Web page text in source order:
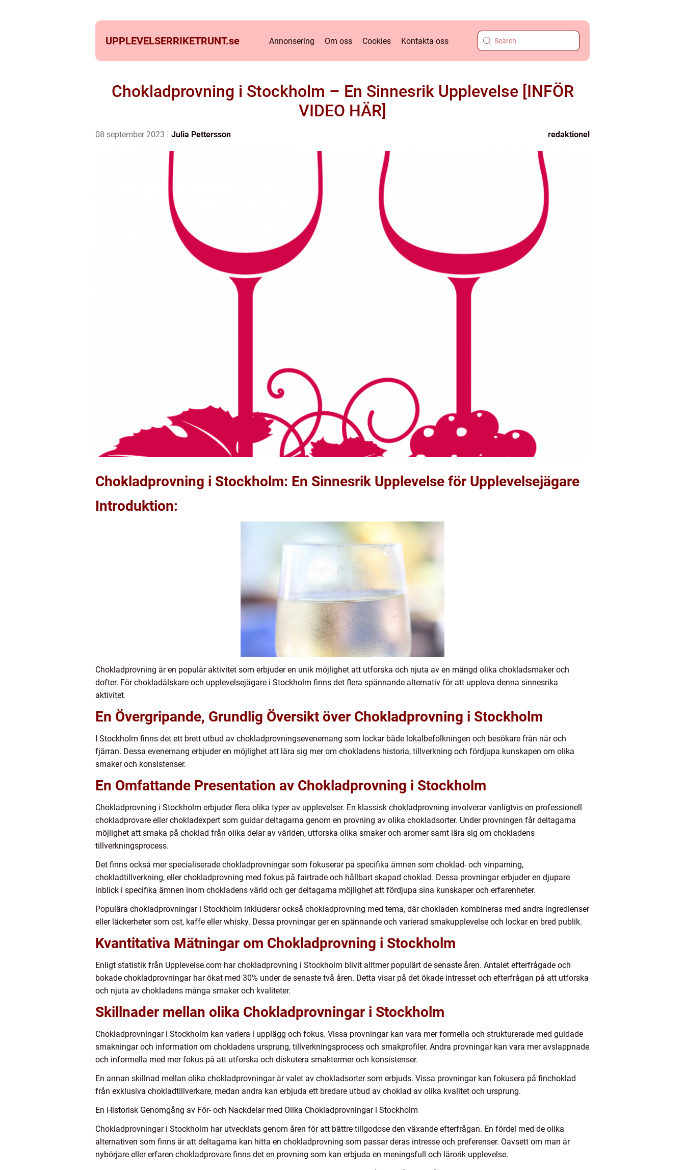
UPPLEVELSERRIKETRUNT.se Annonsering Om oss Cookies Kontakta oss
Chokladprovning i Stockholm – En Sinnesrik Upplevelse [INFÖR
VIDEO HÄR]
08 september 2023 Julia Pettersson redaktionel
Chokladprovning i Stockholm: En Sinnesrik Upplevelse för Upplevelsejägare
Introduktion:
Chokladprovning är en populär aktivitet som erbjuder en unik möjlighet att utforska och njuta av en mängd olika chokladsmaker och
dofter. För chokladälskare och upplevelsejägare i Stockholm finns det flera spännande alternativ för att uppleva denna sinnesrika
aktivitet.
En Övergripande, Grundlig Översikt över Chokladprovning i Stockholm
I Stockholm finns det ett brett utbud av chokladprovningsevenemang som lockar både lokalbefolkningen och besökare från när och
fjärran. Dessa evenemang erbjuder en möjlighet att lära sig mer om chokladens historia, tillverkning och fördjupa kunskapen om olika
smaker och konsistenser.
En Omfattande Presentation av Chokladprovning i Stockholm
Chokladprovning i Stockholm erbjuder flera olika typer av upplevelser. En klassisk chokladprovning involverar vanligtvis en professionell
chokladprovare eller chokladexpert som guidar deltagarna genom en provning av olika chokladsorter. Under provningen får deltagarna
möjlighet att smaka på choklad från olika delar av världen, utforska olika smaker och aromer samt lära sig om chokladens
tillverkningsprocess.
Det finns också mer specialiserade chokladprovningar som fokuserar på specifika ämnen som choklad- och vinparning,
chokladtillverkning, eller chokladprovning med fokus på fairtrade och hållbart skapad choklad. Dessa provningar erbjuder en djupare
inblick i specifika ämnen inom chokladens värld och ger deltagarna möjlighet att fördjupa sina kunskaper och erfarenheter.
Populära chokladprovningar i Stockholm inkluderar också chokladprovning med tema, där chokladen kombineras med andra ingredienser
eller läckerheter som ost, kaffe eller whisky. Dessa provningar ger en spännande och varierad smakupplevelse och lockar en bred publik.
Kvantitativa Mätningar om Chokladprovning i Stockholm
Enligt statistik från Upplevelse.com har chokladprovning i Stockholm blivit alltmer populärt de senaste åren. Antalet efterfrågade och
bokade chokladprovningar har ökat med 30% under de senaste två åren. Detta visar på det ökade intresset och efterfrågan på att utforska
och njuta av chokladens många smaker och kvaliteter.
Skillnader mellan olika Chokladprovningar i Stockholm
Chokladprovningar i Stockholm kan variera i upplägg och fokus. Vissa provningar kan vara mer formella och strukturerade med guidade
smakningar och information om chokladens ursprung, tillverkningsprocess och smakprofiler. Andra provningar kan vara mer avslappnade
och informella med mer fokus på att utforska och diskutera smaktermer och konsistenser.
En annan skillnad mellan olika chokladprovningar är valet av chokladsorter som erbjuds. Vissa provningar kan fokusera på finchoklad
från exklusiva chokladtillverkare, medan andra kan erbjuda ett bredare utbud av choklad av olika kvalitet och ursprung.
En Historisk Genomgång av För- och Nackdelar med Olika Chokladprovningar i Stockholm
Chokladprovningar i Stockholm har utvecklats genom åren för att bättre tillgodose den växande efterfrågan. En fördel med de olika
alternativen som finns är att deltagarna kan hitta en chokladprovning som passar deras intresse och preferenser. Oavsett om man är
nybörjare eller erfaren chokladprovare finns det en provning som kan erbjuda en meningsfull och lärorik upplevelse.